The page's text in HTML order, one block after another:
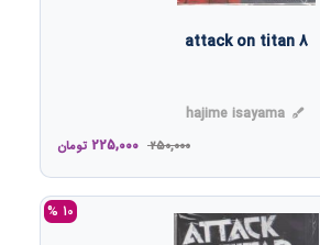
attack on titan 8
hajime isayama
250,000
225,000 تومان
10 %